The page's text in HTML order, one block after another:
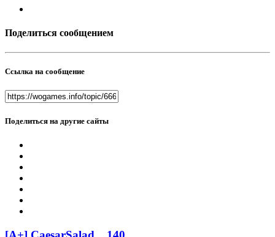
Поделиться сообщением
Ссылка на сообщение
Поделиться на другие сайты